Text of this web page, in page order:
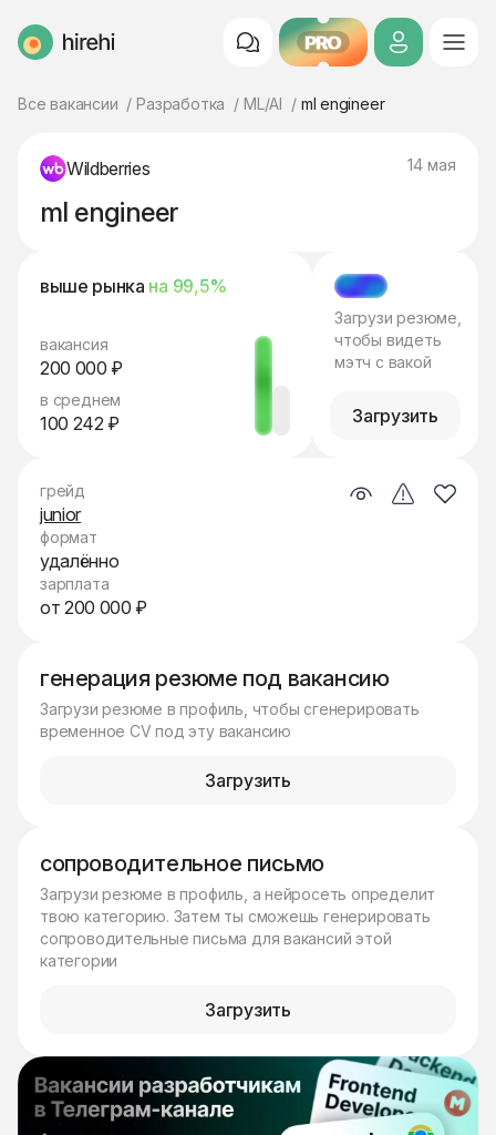
HireHi PRO
Все вакансии Разработка ML/AI ml engineer
Wildberries 14 мая
ml engineer
выше рынка на 99,5%
вакансия
200 000 ₽
в среднем
100 242 ₽
МЭТЧ
Загрузи резюме,
чтобы видеть
мэтч с вакой
Загрузить
генерация резюме под вакансию
Загрузи резюме в профиль, чтобы сгенерировать
временное CV под эту вакансию
Загрузить
сопроводительное письмо
Загрузи резюме в профиль, а нейросеть определит
твою категорию. Затем ты сможешь генерировать
сопроводительные письма для вакансий этой
категории
Загрузить
грейд
junior
формат
удалённо
зарплата
от 200 000 ₽